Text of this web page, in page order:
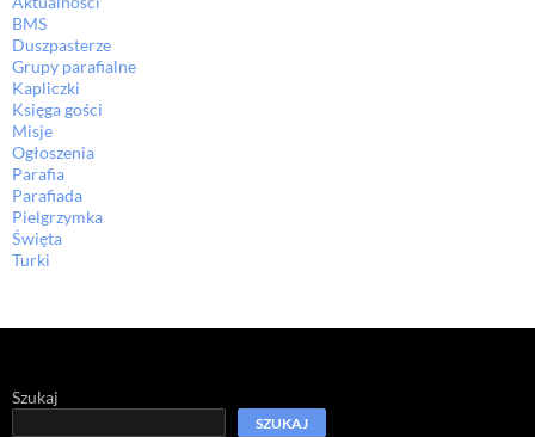
BMS
Duszpasterze
Grupy parafialne
Kapliczki
Księga gości
Misje
Ogłoszenia
Parafia
Parafiada
Pielgrzymka
Święta
Turki
Szukaj
SZUKAJ